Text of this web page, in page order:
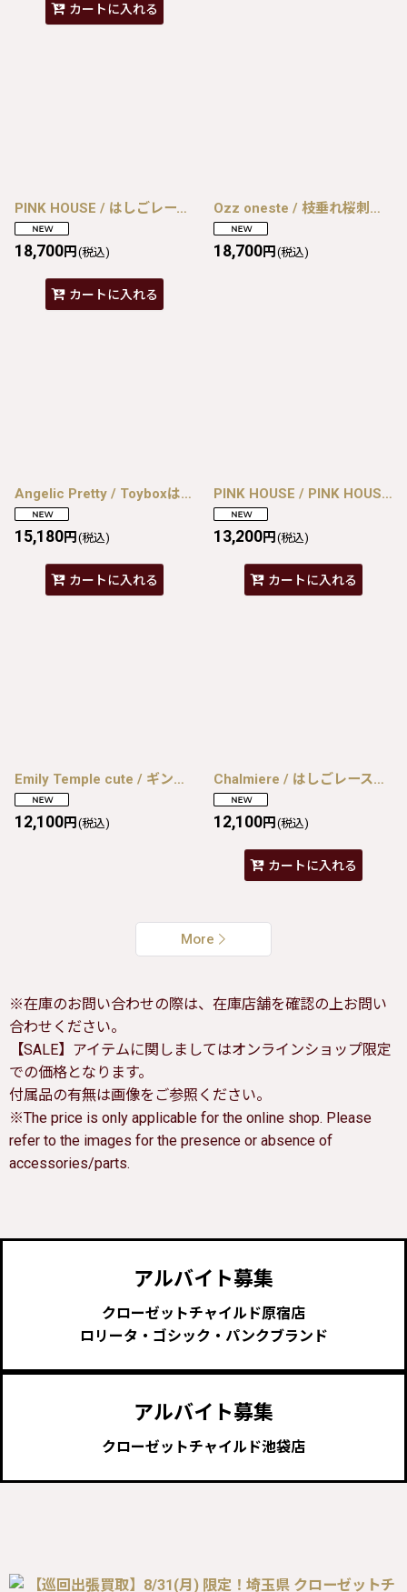
カートに入れる
PINK HOUSE / はしごレース&サテンリボン使いローンブラウス 黒Ｘ白 I-26-08-07-030-LO-BL-SA-ZI
18,700円 (税込)
カートに入れる
Ozz oneste / 枝垂れ桜刺繍袴スカート ミント I-26-08-07-087-OO-SK-TE-ZI
18,700円 (税込)
Angelic Pretty / Toyboxはにかみベアーぬいぐるみポーチ 青ｘピンク I-26-08-07-101-AP-BG-SA-ZI
15,180円 (税込)
カートに入れる
PINK HOUSE / PINK HOUSE×HELLO KITTY ネコ耳付きフードカーディガン ピンクＸ赤 I-26-08-07-036-LO-TO-SA-ZI
13,200円 (税込)
カートに入れる
Emily Temple cute / ギンガムショートケーキノースリーブワンピース 黒 I-26-08-07-056-ET-OP-SA-ZI
12,100円 (税込)
Chalmiere / はしごレースジャンパースカート M 白 I-26-08-07-070-AX-OP-TE-ZI
12,100円 (税込)
カートに入れる
More
※在庫のお問い合わせの際は、在庫店舗を確認の上お問い
合わせください。
【SALE】アイテムに関しましてはオンラインショップ限定
での価格となります。
付属品の有無は画像をご参照ください。
※The price is only applicable for the online shop. Please
refer to the images for the presence or absence of
accessories/parts.
アルバイト募集
クローゼットチャイルド原宿店
ロリータ・ゴシック・パンクブランド
アルバイト募集
クローゼットチャイルド池袋店